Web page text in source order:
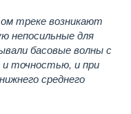
треке возникают
непосильные для
басовые волны с
точностью, и при
среднего